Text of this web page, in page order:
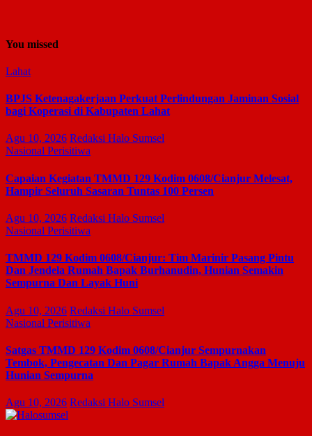
You missed
Lahat
BPJS Ketenagakerjaan Perkuat Perlindungan Jaminan Sosial
bagi Koperasi di Kabupaten Lahat
Agu 10, 2026 Redaksi Halo Sumsel
Nasional Perisitiwa
Capaian Kegiatan TMMD 129 Kodim 0608/Cianjur Melesat,
Hampir Seluruh Sasaran Tuntas 100 Persen
Agu 10, 2026 Redaksi Halo Sumsel
Nasional Perisitiwa
TMMD 129 Kodim 0608/Cianjur: Tim Marinir Pasang Pintu
Dan Jendela Rumah Bapak Burhanudin, Hunian Semakin
Sempurna Dan Layak Huni
Agu 10, 2026 Redaksi Halo Sumsel
Nasional Perisitiwa
Satgas TMMD 129 Kodim 0608/Cianjur Sempurnakan
Tembok, Pengecatan Dan Pagar Rumah Bapak Angga Menuju
Hunian Sempurna
Agu 10, 2026 Redaksi Halo Sumsel